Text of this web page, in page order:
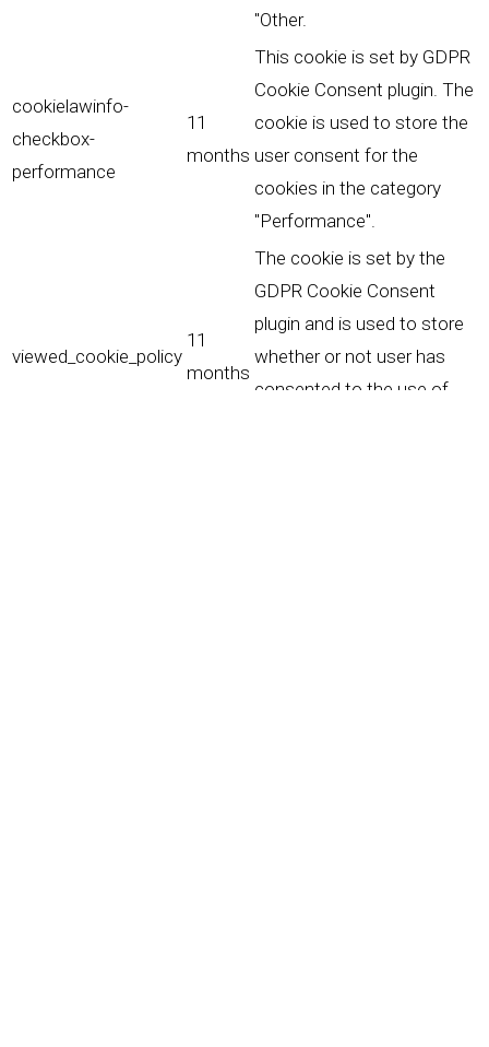
"Other.
cookielawinfo-
checkbox-
performance
11
months
This cookie is set by GDPR
Cookie Consent plugin. The
cookie is used to store the
user consent for the
cookies in the category
"Performance".
viewed_cookie_policy
11
months
The cookie is set by the
GDPR Cookie Consent
plugin and is used to store
whether or not user has
consented to the use of